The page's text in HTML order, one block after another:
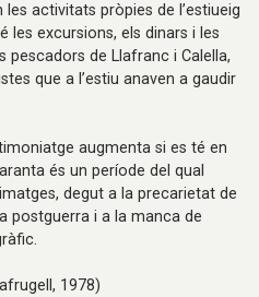
activitats pròpies de l’estiueig
les excursions, els dinars i les
de Llafranc i Calella,
que a l’estiu anaven a gaudir
augmenta si es té en
és un període del qual
degut a la precarietat de
postguerra i a la manca de
1978)